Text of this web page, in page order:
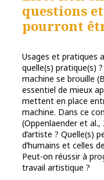
questions
pourront
Usages et pratiques
quelle(s) pratique(s)
machine se brouille
essentiel de mieux
mettent en place
machine. Dans ce
(Oppenlaender et
d’artiste ? Quelle(s)
d’humains et celles
Peut-on réussir à
travail artistique ?